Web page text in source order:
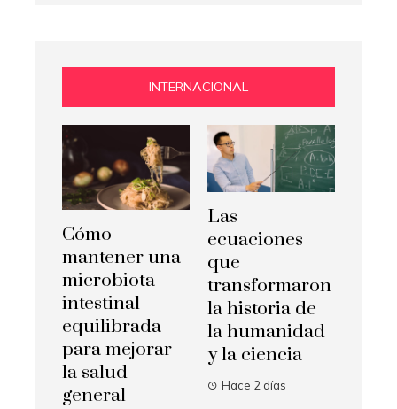
INTERNACIONAL
Cómo
mantener una
microbiota
intestinal
equilibrada
para mejorar
la salud
general
Las
ecuaciones
que
transformaron
la historia de
la humanidad
y la ciencia
Hace 2 días